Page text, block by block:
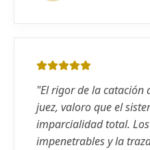
"El rigor de la catación
juez, valoro que el
imparcialidad total.
impenetrables y la